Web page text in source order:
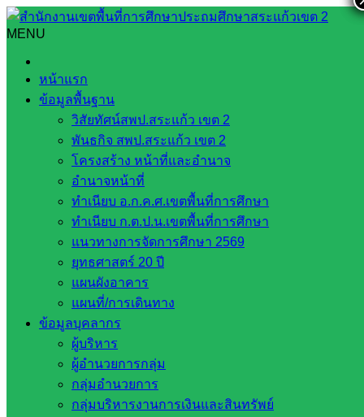
Skip
to
content
MENU
หน้าแรก
ข้อมูลพื้นฐาน
วิสัยทัศน์สพป.สระแก้ว เขต 2
พันธกิจ สพป.สระแก้ว เขต 2
โครงสร้าง หน้าที่และอำนาจ
อำนาจหน้าที่
ทำเนียบ อ.ก.ค.ศ.เขตพื้นที่การศึกษา
ทำเนียบ ก.ต.ป.น.เขตพื้นที่การศึกษา
แนวทางการจัดการศึกษา 2569
ยุทธศาสตร์ 20 ปี
แผนผังอาคาร
แผนที่/การเดินทาง
ข้อมูลบุคลากร
ผู้บริหาร
ผู้อำนวยการกลุ่ม
กลุ่มอำนวยการ
กลุ่มบริหารงานการเงินและสินทรัพย์
Search
ขอแสดงความยินดีกับด.ญ.สุพัตรา บุญนาค นักเรียนชั้น ประถม
ศึกษาปีที่ 5 โรงเรียนบ้านหนองผักแว่น ได้รับรางวัลโล่รางวัล
ยอดเยี่ยม ชนะเลิศระดับประเทศ ในการประกวดวาดภาพระบาย
ขอแสดงความยินดีกับด.ญ.สุพัตรา บุญนาค
นักเรียนชั้น ประถมศึกษาปีที่ 5 โรงเรียน
บ้านหนองผักแว่น ได้รับรางวัลโล่รางวัล
ยอดเยี่ยม ชนะเลิศระดับประเทศ ในการ
ประกวดวาดภาพระบายสี
ธันวาคม 19, 2024
ประชาสัมพันธ์ สพป.สก.2
วันพฤหัสบดีที่ 19 ธันวาคม พ.ศ. 2567